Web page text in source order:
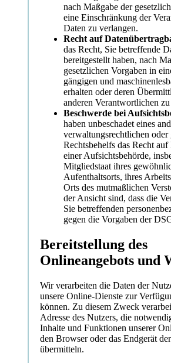
nach Maßgabe der
eine Einschränkung der
Daten zu verlangen.
Recht auf
das Recht, Sie betreffende
bereitgestellt haben, nach
gesetzlichen Vorgaben in
gängigen und
erhalten oder deren
anderen Verantwortlichen
Beschwerde bei
haben unbeschadet eines
verwaltungsrechtlichen oder
Rechtsbehelfs das Recht
einer Aufsichtsbehörde,
Mitgliedstaat ihres
Aufenthaltsorts, ihres
Orts des mutmaßlichen
der Ansicht sind, dass die
Sie betreffenden
gegen die Vorgaben der
Bereitstellung des
Onlineangebots und
Wir verarbeiten die Daten der
unsere Online-Dienste zur
können. Zu diesem Zweck
Adresse des Nutzers, die
Inhalte und Funktionen unserer
den Browser oder das Endgerät
übermitteln.